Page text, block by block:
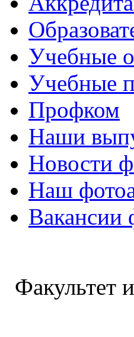
Учебные
Учебные
Профком
Наши
Новости
Наш
Вакансии
Факультет